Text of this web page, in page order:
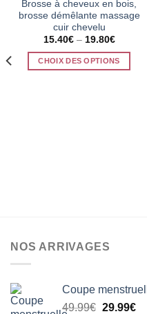
Brosse à cheveux en bois,
brosse démêlante massage
cuir chevelu
15.40€– 19.80€
CHOIX DES OPTIONS
page
NOS ARRIVAGES
Coupe
49.99€ Le
29.99€Le